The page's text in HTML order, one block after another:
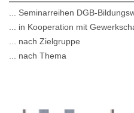
... Seminarreihen DGB-
... in Kooperation mit
... nach Zielgruppe
... nach Thema